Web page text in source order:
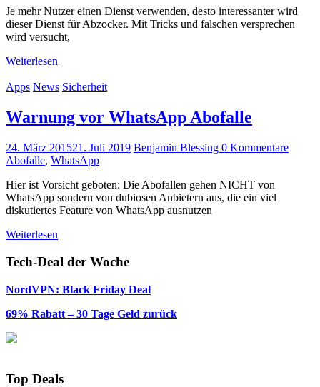
Je mehr Nutzer einen Dienst verwenden, desto interessanter wird
dieser Dienst für Abzocker. Mit Tricks und falschen versprechen
wird versucht,
Weiterlesen
Apps News Sicherheit
Warnung vor WhatsApp Abofalle
24. März 201521. Juli 2019 Benjamin Blessing 0 Kommentare
Abofalle, WhatsApp
Hier ist Vorsicht geboten: Die Abofallen gehen NICHT von
WhatsApp sondern von dubiosen Anbietern aus, die ein viel
diskutiertes Feature von WhatsApp ausnutzen
Weiterlesen
Tech-Deal der Woche
NordVPN: Black Friday Deal
69% Rabatt – 30 Tage Geld zurück
Top Deals